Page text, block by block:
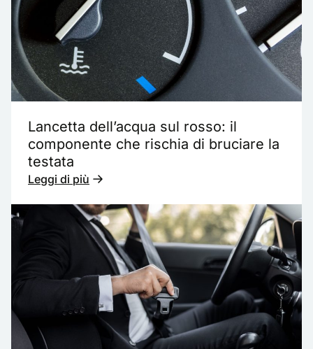
Lancetta dell’acqua sul rosso: il
componente che rischia di bruciare la
testata
Leggi di più